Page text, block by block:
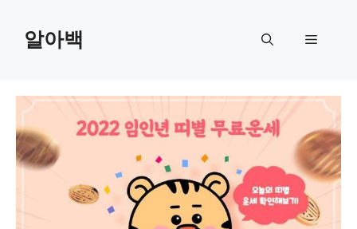
content알아백 Menu